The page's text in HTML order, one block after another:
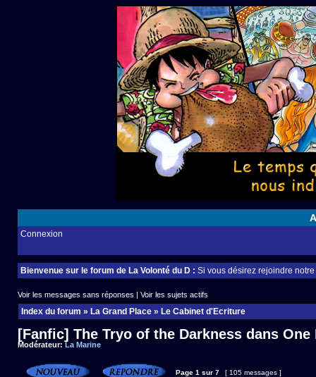
Connexion
Bienvenue sur le forum de La Volonté du D : Si vous désirez rejoindre
Voir les messages sans réponses | Voir les sujets actifs
Index du forum » La Grand Place » Le Cabinet d'Ecriture
[Fanfic] The Tryo of the Darkness dans One
Modérateur:La Marine
Page 1 sur 7 [ 105 messages ]